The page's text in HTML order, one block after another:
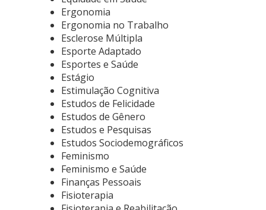
Ergonomia
Ergonomia no Trabalho
Esclerose Múltipla
Esporte Adaptado
Esportes e Saúde
Estágio
Estimulação Cognitiva
Estudos de Felicidade
Estudos de Gênero
Estudos e Pesquisas
Estudos Sociodemográficos
Feminismo
Feminismo e Saúde
Finanças Pessoais
Fisioterapia